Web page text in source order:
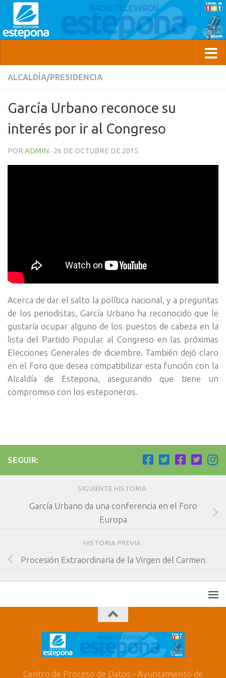
ALCALDÍA/PRESIDENCIA
García Urbano reconoce su
interés por ir al Congreso
POR ADMIN · 26 DE OCTUBRE DE 2015
Acerca de dar el salto la política nacional, y a preguntas
de los periodistas, García Urbano ha reconocido que le
gustaría ocupar alguno de los puestos de cabeza en la
lista del Partido Popular al Congreso en las próximas
Elecciones Generales de diciembre. También dejó claro
en el Foro que desea compatibilizar esta función con la
Alcaldía de Estepona, asegurando que tiene un
compromiso con los esteponeros.
SEGUIR:
SIGUIENTE HISTORIA
García Urbano da una conferencia en el Foro
Europa
HISTORIA PREVIA
Procesión Extraordinaria de la Virgen del Carmen
Centro de Proceso de Datos - Ayuntamiento de